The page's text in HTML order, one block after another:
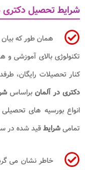
شرایط تحصیل دکتری
همان طور که
تکنولوژی بالای آموزشی و
کنار تحصیلات رایگان،
دکتری در آلمان براساس
انواع بورسیه های
تمامیشرایطقید شده در
خاطر نشان می